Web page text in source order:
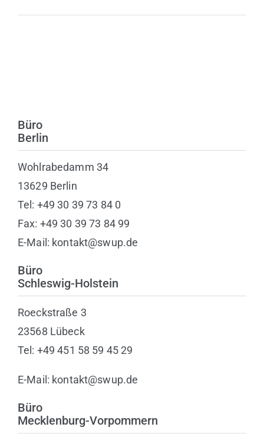
Büro
Berlin
Wohlrabedamm 34
13629 Berlin
Tel: +49 30 39 73 84 0
Fax: +49 30 39 73 84 99
E-Mail: kontakt@swup.de
Büro
Schleswig-Holstein
Roeckstraße 3
23568 Lübeck
Tel: +49 451 58 59 45 29
E-Mail: kontakt@swup.de
Büro
Mecklenburg-Vorpommern